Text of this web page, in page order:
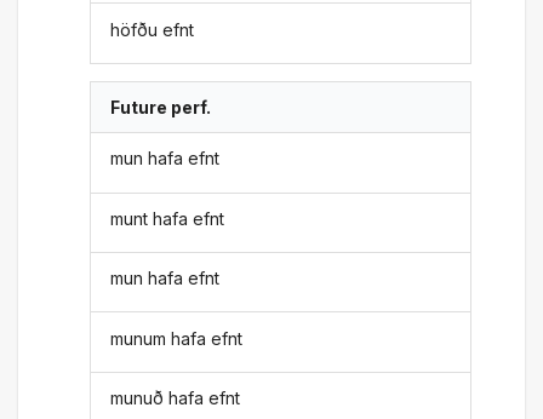
höfðu efnt
Future perf.
mun hafa efnt
munt hafa efnt
mun hafa efnt
munum hafa efnt
munuð hafa efnt